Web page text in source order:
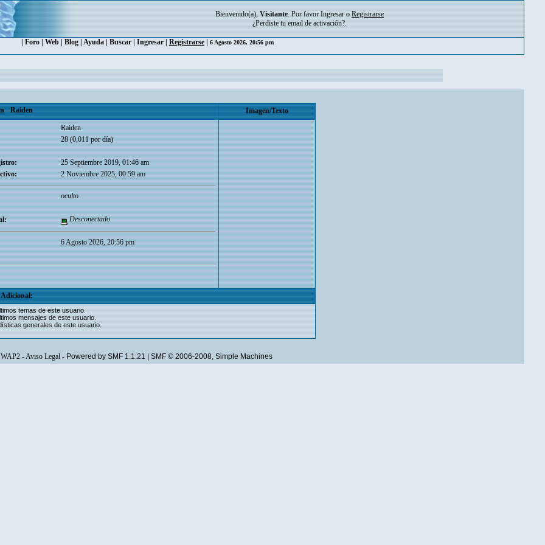
Bienvenido(a), Visitante. Por favor Ingresar o Registrarse
¿Perdiste tu email de activación?.
Foro Web Blog Ayuda Buscar Ingresar Registrarse 6 Agosto 2026, 20:56 pm
- Raiden
Imagen/Texto
Raiden
28 (0,011 por día)
25 Septiembre 2019, 01:46 am
2 Noviembre 2025, 00:59 am
oculto
Desconectado
6 Agosto 2026, 20:56 pm
temas de este usuario.
mensajes de este usuario.
generales de este usuario.
WAP2-Aviso Legal- Powered by SMF 1.1.21 SMF © 2006-2008, Simple Machines